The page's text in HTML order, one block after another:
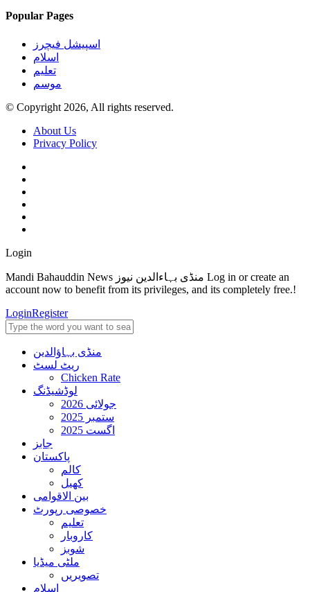
Popular Pages
اسپیشل فیچرز
اسلام
تعلیم
موسم
© Copyright 2026, All rights reserved.
About Us
Privacy Policy
Login
Mandi Bahauddin News منڈی بہاءالدین نیوز Log in or create an
account now to benefit from its privileges, and its completely free.!
LoginRegister
منڈی بہاؤالدین
ریٹ لسٹ
Chicken Rate
لوڈشیڈنگ
جولائی 2026
ستمبر 2025
اگست 2025
جابز
پاکستان
کالم
کھیل
بین الاقوامی
خصوصی رپورٹ
تعلیم
کاروبار
شوبز
ملٹی میڈیا
تصویریں
اسلام